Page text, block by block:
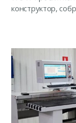
конструктор,